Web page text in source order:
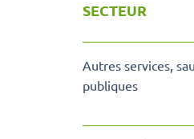
SECTEUR
Autres services,
publiques